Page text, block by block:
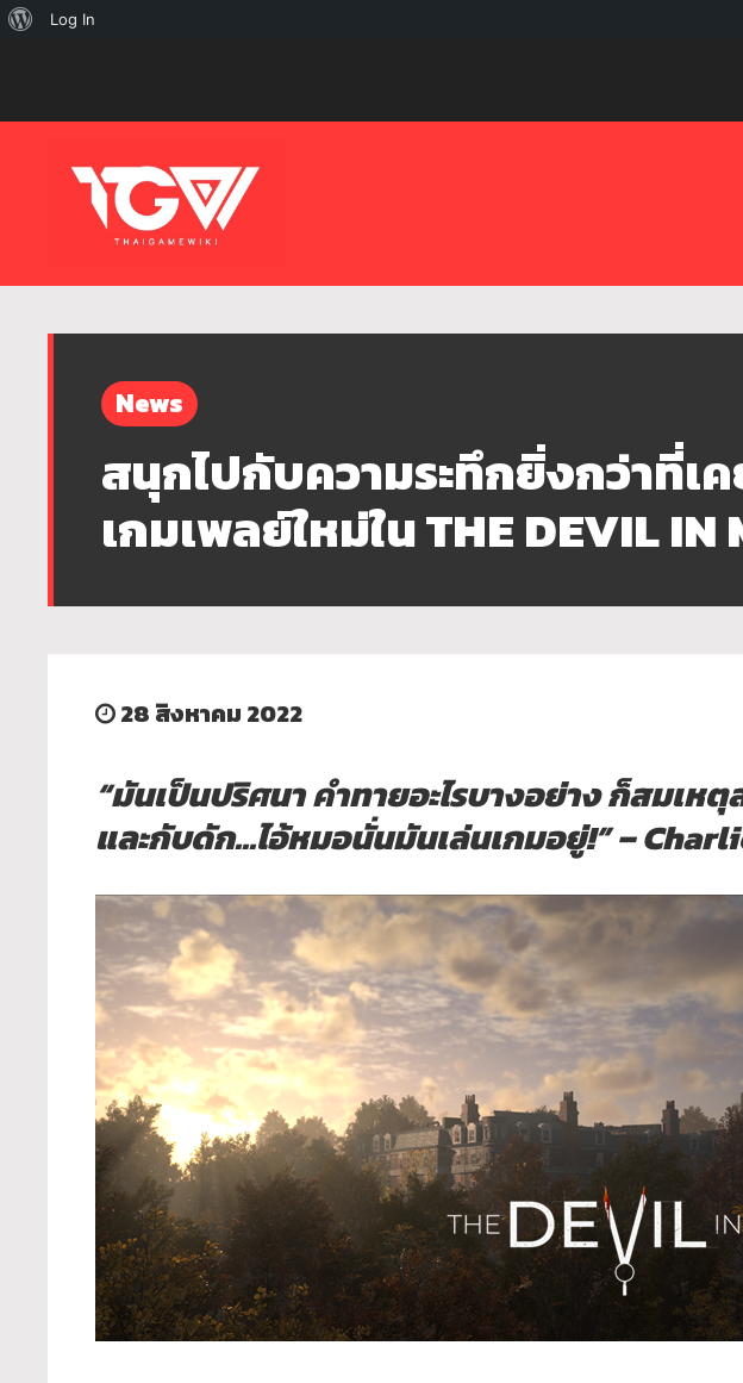
News
สนุกไปกับความระทึกยิ่งกว่าที่เ
เกมเพลย์ใหม่ใน THE DEVIL IN
28 สิงหาคม 2022
“มันเป็นปริศนา คำทายอะไรบางอย่าง ก็สมเห
และกับดัก…ไอ้หมอนั่นมันเล่นเกมอยู่!” –
เกี่ยวLog In